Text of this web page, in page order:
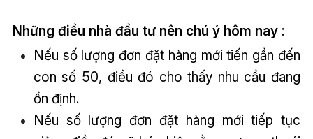
Những điều nhà đầu tư nên chú ý hôm nay:
Nếu số lượng đơn đặt hàng mới tiến gần đến
con số 50, điều đó cho thấy nhu cầu đang
ổn định.
Nếu số lượng đơn đặt hàng mới tiếp tục